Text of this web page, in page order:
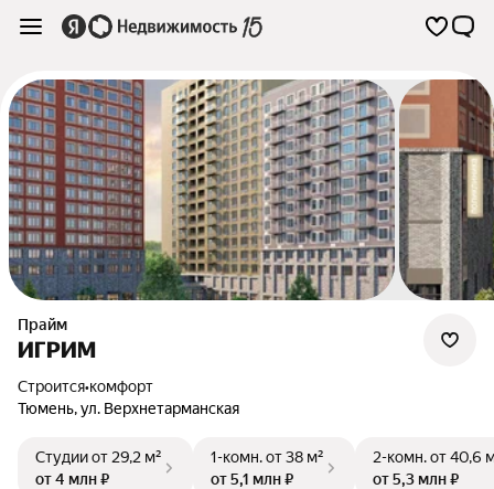
Прайм
ИГРИМ
Строится•комфорт
Тюмень,ул. Верхнетарманская
Студииот 29,2 м²
от 4 млн ₽
1-комн.от 38 м²
от 5,1 млн ₽
2-комн.от 40,6
от 5,3 млн ₽